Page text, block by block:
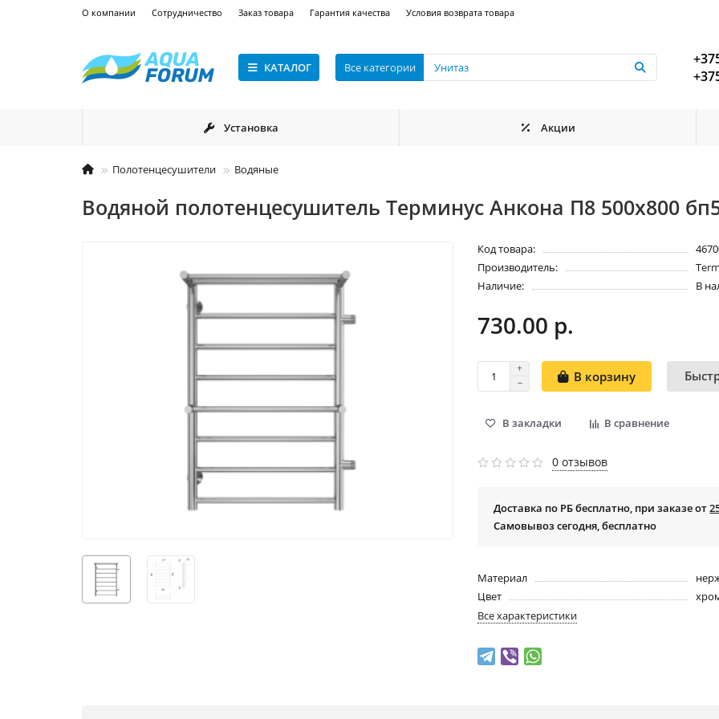
О компании Сотрудничество Заказ товара Гарантия качества Условия возврата товара
КАТАЛОГ Все категории
Установка Акции
Полотенцесушители Водяные
Водяной полотенцесушитель Терминус Анкона П8 500х800
Код товара:
Производитель:
Наличие:
В
730.00 р.
В корзину
В закладки В сравнение
0 отзывов
Доставка по РБ бесплатно, при заказе от
Самовывоз сегодня, бесплатно
Материал
Цвет
Все характеристики